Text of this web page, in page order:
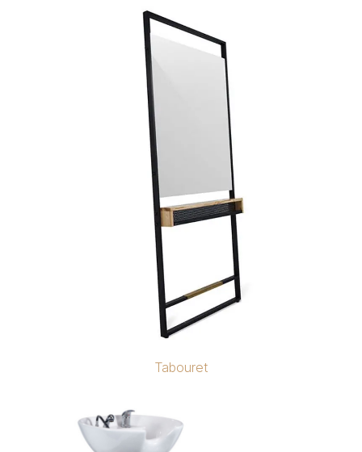
Tabouret